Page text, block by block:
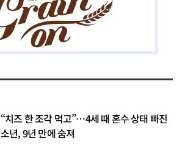
“치즈 한 조각 먹고”…4세 때 혼수 상태 빠진
소년, 9년 만에 숨져